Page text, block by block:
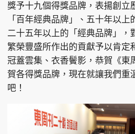
獎予十九個得獎品牌，表揚創立
「百年經典品牌」、五十年以
二十五年以上的「經典品牌」，
繁榮豐盛所作出的貢獻予以肯定
冠蓋雲集、衣香鬢影，恭賀《東
賀各得獎品牌，現在就讓我們重
吧！